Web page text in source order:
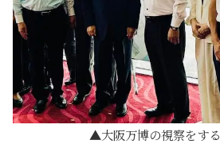
大阪万博の視察をする